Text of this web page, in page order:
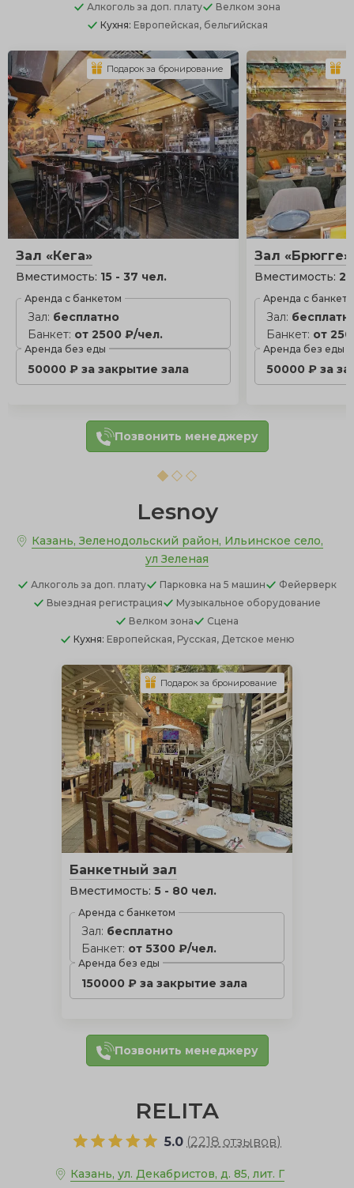
Алкоголь за доп. плату
Велком зона
Кухня: Европейская, бельгийская
Зал «Кега»
Вместимость: 15 - 37 чел.
Аренда с банкетом
Зал: бесплатно
Банкет: от 2500 ₽/чел.
Аренда без еды
50000 ₽ за закрытие зала
Подарок за бронирование
Зал «Брюгге»
Вместимость:
Аренда с
Зал:
Банкет: от
Аренда без еды
50000 ₽ за
Позвонить менеджеру
Lesnoy
Казань, Зеленодольский район, Ильинское село,
ул Зеленая
Алкоголь за доп. плату Парковка на 5 машин
Фейерверк
Выездная регистрация
Музыкальное оборудование
Велком зона
Сцена
Кухня: Европейская, Русская, Детское меню
Банкетный зал
Вместимость: 5 - 80 чел.
Аренда с банкетом
Зал: бесплатно
Банкет: от 5300 ₽/чел.
Аренда без еды
150000 ₽ за закрытие зала
Подарок за бронирование
Позвонить менеджеру
RELITA
5.0 (2218 отзывов)
Казань, ул. Декабристов, д. 85, лит. Г